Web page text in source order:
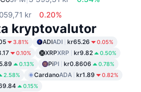
kr 0.20%
kryptovalutor
3.81% ADIADI kr65.26 0.05%
0.10% XRPXRP kr9.82 0.50%
0.13% PiPI kr0.8606 0.78%
2.58% CardanoADA kr1.89 0.82%
0.15%